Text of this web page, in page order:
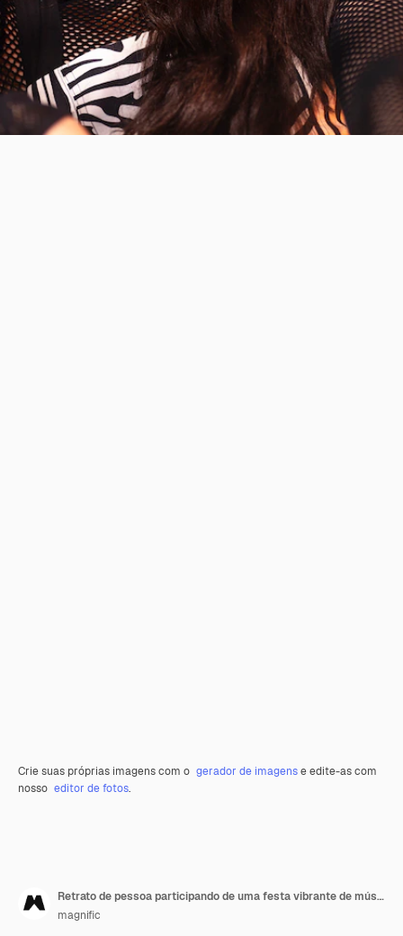
Crie suas próprias imagens com o gerador de imagense edite-as com
nosso editor de fotos.
Retrato de pessoa participando de uma festa vibrante de música techno
magnific